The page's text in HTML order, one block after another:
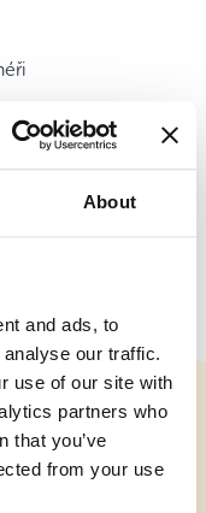
About
and ads, to
our traffic.
use of our site with
partners who
that you’ve
from your use